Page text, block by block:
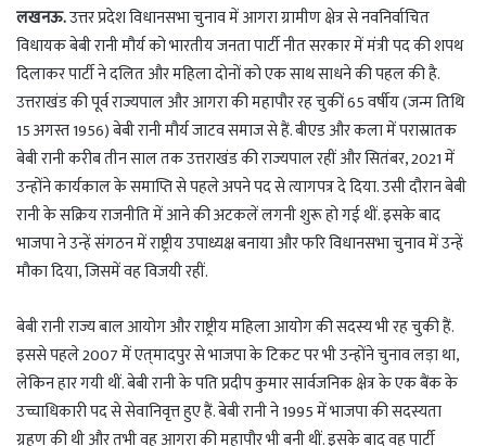
a
t
s
A
p
p
l
e
g
r
a
m
o
g
g
e
r
a
r
e
लखनऊ.उत्तर प्रदेश विधानसभा चुनाव में आगरा ग्रामीण क्षेत्र से नवनिर्वाचित
विधायक बेबी रानी मौर्य को भारतीय जनता पार्टी नीत सरकार में मंत्री पद की शपथ
दिलाकर पार्टी ने दलित और महिला दोनों को एक साथ साधने की पहल की है.
उत्तराखंड की पूर्व राज्यपाल और आगरा की महापौर रह चुकीं 65 वर्षीय (जन्म तिथि
15 अगस्त 1956) बेबी रानी मौर्य जाटव समाज से हैं. बीएड और कला में परास्रातक
बेबी रानी करीब तीन साल तक उत्तराखंड की राज्यपाल रहीं और सितंबर, 2021 में
उन्होंने कार्यकाल के समाप्ति से पहले अपने पद से त्यागपत्र दे दिया. उसी दौरान बेबी
रानी के सक्रिय राजनीति में आने की अटकलें लगनी शुरू हो गई थीं. इसके बाद
भाजपा ने उन्हें संगठन में राष्ट्रीय उपाध्यक्ष बनाया और फ­रि विधानसभा चुनाव में उन्हें
मौका दिया, जिसमें वह विजयी रहीं.
बेबी रानी राज्य बाल आयोग और राष्ट्रीय महिला आयोग की सदस्य भी रह चुकी हैं.
इससे पहले 2007 में एत्­मादपुर से भाजपा के टिकट पर भी उन्होंने चुनाव लड़ा था,
लेकिन हार गयी थीं. बेबी रानी के पति प्रदीप कुमार सार्वजनिक क्षेत्र के एक बैंक के
उच्चाधिकारी पद से सेवानिवृत्त हुए हैं. बेबी रानी ने 1995 में भाजपा की सदस्यता
ग्रहण की थी और तभी वह आगरा की महापौर भी बनी थीं. इसके बाद वह पार्टी